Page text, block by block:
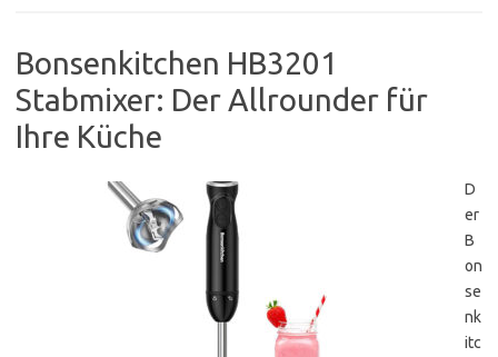
Bonsenkitchen HB3201
Stabmixer: Der Allrounder für
Ihre Küche
D
er
B
on
se
nk
itc